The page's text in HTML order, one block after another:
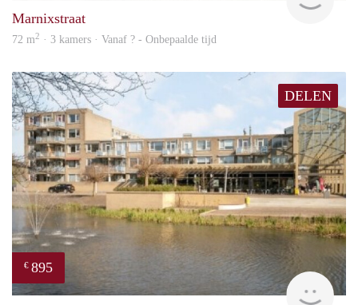
Marnixstraat
72 m2 · 3 kamers · Vanaf ? - Onbepaalde tijd
DELEN
€ 895